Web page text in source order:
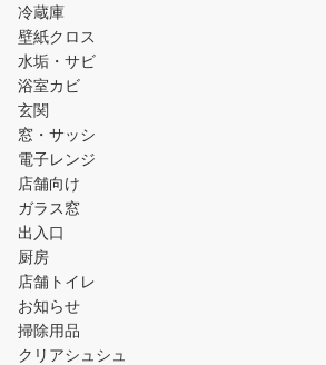
冷蔵庫
壁紙クロス
水垢・サビ
浴室カビ
玄関
窓・サッシ
電子レンジ
店舗向け
ガラス窓
出入口
厨房
店舗トイレ
お知らせ
掃除用品
クリアシュシュ